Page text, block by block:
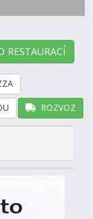
RESTAURACÍ
ROZVOZ